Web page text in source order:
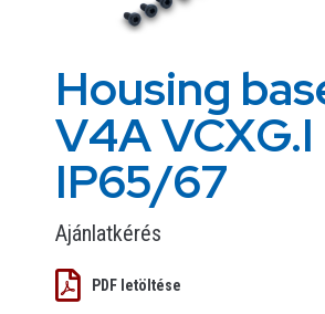
Housing
V4A VCXG.I
IP65/67
Ajánlatkérés
PDF letöltése